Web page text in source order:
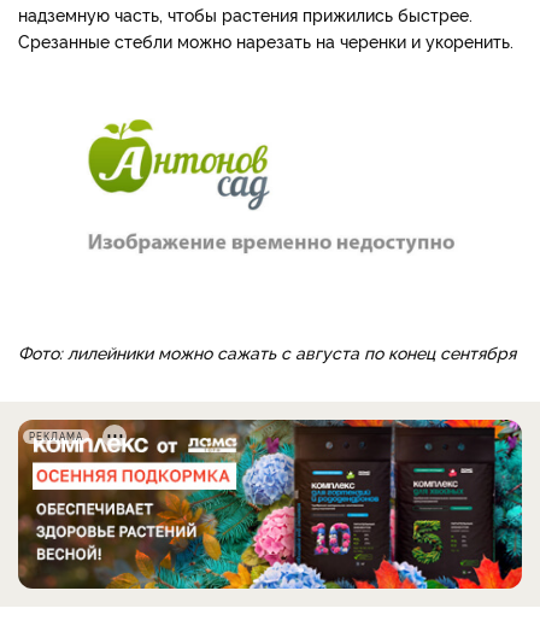
надземную часть, чтобы растения прижились быстрее.
Срезанные стебли можно нарезать на черенки и укоренить.
Фото: лилейники можно сажать с августа по конец сентября
РЕКЛАМА